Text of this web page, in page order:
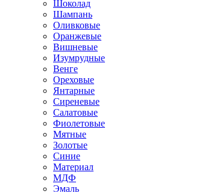
Шоколад
Шампань
Оливковые
Оранжевые
Вишневые
Изумрудные
Венге
Ореховые
Янтарные
Сиреневые
Салатовые
Фиолетовые
Мятные
Золотые
Синие
Материал
МДФ
Эмаль